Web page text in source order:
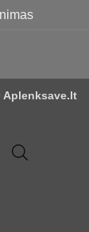
Aplenksave.lt